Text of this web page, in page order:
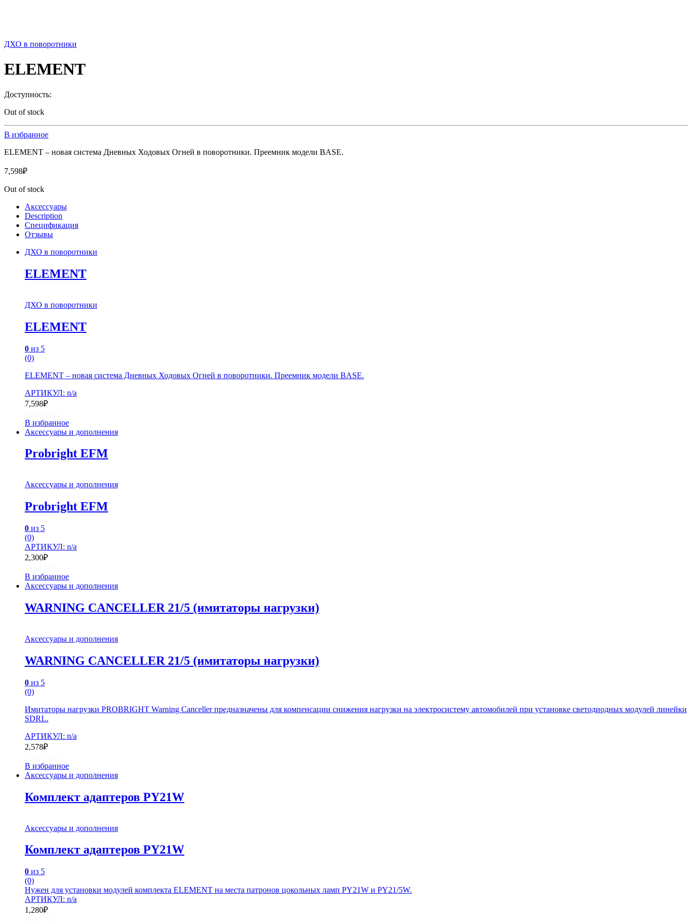
ДХО в поворотники
ELEMENT
Доступность:
Out of stock
В избранное
ELEMENT – новая система Дневных Ходовых Огней в поворотники. Преемник модели BASE.
7,598₽
Out of stock
Аксессуары
Description
Спецификация
Отзывы
ДХО в поворотники
ELEMENT
ДХО в поворотники
ELEMENT
0 из 5
(0)
ELEMENT – новая система Дневных Ходовых Огней в поворотники. Преемник модели BASE.
АРТИКУЛ: n/a
7,598₽
В избранное
Аксессуары и дополнения
Probright EFM
Аксессуары и дополнения
Probright EFM
0 из 5
(0)
АРТИКУЛ: n/a
2,300₽
В избранное
Аксессуары и дополнения
WARNING CANCELLER 21/5 (имитаторы нагрузки)
Аксессуары и дополнения
WARNING CANCELLER 21/5 (имитаторы нагрузки)
0 из 5
(0)
Имитаторы нагрузки PROBRIGHT Warning Canceller предназначены для компенсации снижения нагрузки на электросистему автомобилей при установке светодиодных модулей линейки
SDRL.
АРТИКУЛ: n/a
2,578₽
В избранное
Аксессуары и дополнения
Комплект адаптеров PY21W
Аксессуары и дополнения
Комплект адаптеров PY21W
0 из 5
(0)
Нужен для установки модулей комплекта ELEMENT на места патронов цокольных ламп PY21W и PY21/5W.
АРТИКУЛ: n/a
1,280₽